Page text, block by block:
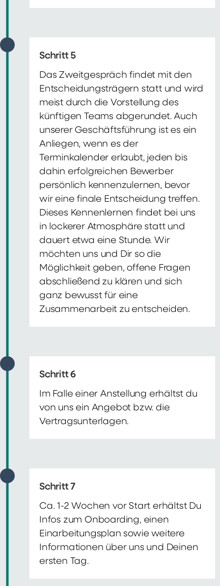
Schritt 5
Das Zweitgespräch findet mit den
Entscheidungsträgern statt und wird
meist durch die Vorstellung des
künftigen Teams abgerundet. Auch
unserer Geschäftsführung ist es ein
Anliegen, wenn es der
Terminkalender erlaubt, jeden bis
dahin erfolgreichen Bewerber
persönlich kennenzulernen, bevor
wir eine finale Entscheidung treffen.
Dieses Kennenlernen findet bei uns
in lockerer Atmosphäre statt und
dauert etwa eine Stunde. Wir
möchten uns und Dir so die
Möglichkeit geben, offene Fragen
abschließend zu klären und sich
ganz bewusst für eine
Zusammenarbeit zu entscheiden.
Schritt 6
Im Falle einer Anstellung erhältst du
von uns ein Angebot bzw. die
Vertragsunterlagen.
Schritt 7
Ca. 1-2 Wochen vor Start erhältst Du
Infos zum Onboarding, einen
Einarbeitungsplan sowie weitere
Informationen über uns und Deinen
ersten Tag.